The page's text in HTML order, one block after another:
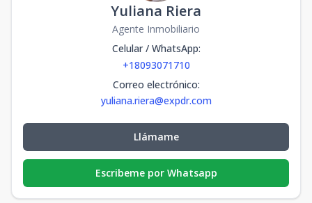
Yuliana Riera
Agente Inmobiliario
Celular / WhatsApp:
+18093071710
Correo electrónico:
yuliana.riera@expdr.com
Llámame
Escribeme por Whatsapp